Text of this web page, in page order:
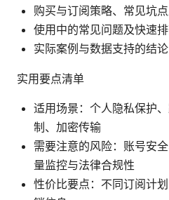
购买与订阅策略、常见坑
使用中的常见问题及快速
实际案例与数据支持的结论
实用要点清单
适用场景：个人隐私保护
制、加密传输
需要注意的风险：账号安
量监控与法律合规性
性价比要点：不同订阅计